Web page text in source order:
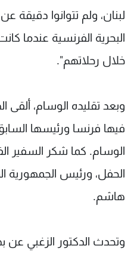
لبنان، ولم تتوانوا
البحرية الفرنسية عندما
خلال رحلاتهم".
وبعد تقليده الوسام، ألقى
فيها فرنسا ورئيسها
الوسام. كما شكر السفير
الحفل، ورئيس الجمهورية
هاشم.
وتحدث الدكتور الزغبي